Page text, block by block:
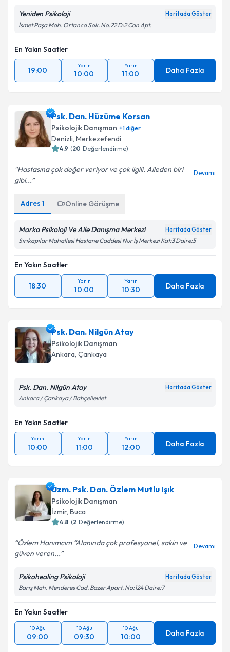
Yeniden Psikoloji Haritada Göster
İsmet Paşa Mah. Ortanca Sok. No:22 D:2 Can Apt.
En Yakın Saatler
19:00
Yarın
10:00
Yarın
11:00 Daha Fazla
Psk. Dan. Hüzüme Korsan
Psikolojik Danışman +1diğer
Denizli, Merkezefendi
4.9 (20 Değerlendirme)
Hastasına çok değer veriyor ve çok ilgili. Aileden biri
gibi...
Devamı
Adres 1 Online Görüşme
Marka Psikoloji Ve Aile Danışma Merkezi Haritada Göster
Sırıkapılar Mahallesi Hastane Caddesi Nur İş Merkezi Kat:3 Daire:5
En Yakın Saatler
18:30
Yarın
10:00
Yarın
10:30 Daha Fazla
Psk. Dan. Nilgün Atay
Psikolojik Danışman
Ankara, Çankaya
Psk. Dan. Nilgün Atay Haritada Göster
Ankara / Çankaya / Bahçelievlet
En Yakın Saatler
Yarın
10:00
Yarın
11:00
Yarın
12:00 Daha Fazla
Uzm. Psk. Dan. Özlem Mutlu Işık
Psikolojik Danışman
İzmir, Buca
4.8 (2 Değerlendirme)
Özlem Hanımcım “Alanında çok profesyonel, sakin ve
güven veren...
Devamı
Psikohealing Psikoloji Haritada Göster
Barış Mah. Menderes Cad. Bazer Apart. No:124 Daire:7
En Yakın Saatler
10 Ağu
09:00
10 Ağu
09:30
10 Ağu
10:00 Daha Fazla